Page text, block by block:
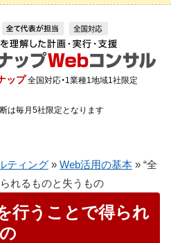
ップ 全国対応・1業種1地域1社限定
は毎月5社限定となります
ティング » Web活用の基本 » “全
れるものと失うもの
行うことで得られ